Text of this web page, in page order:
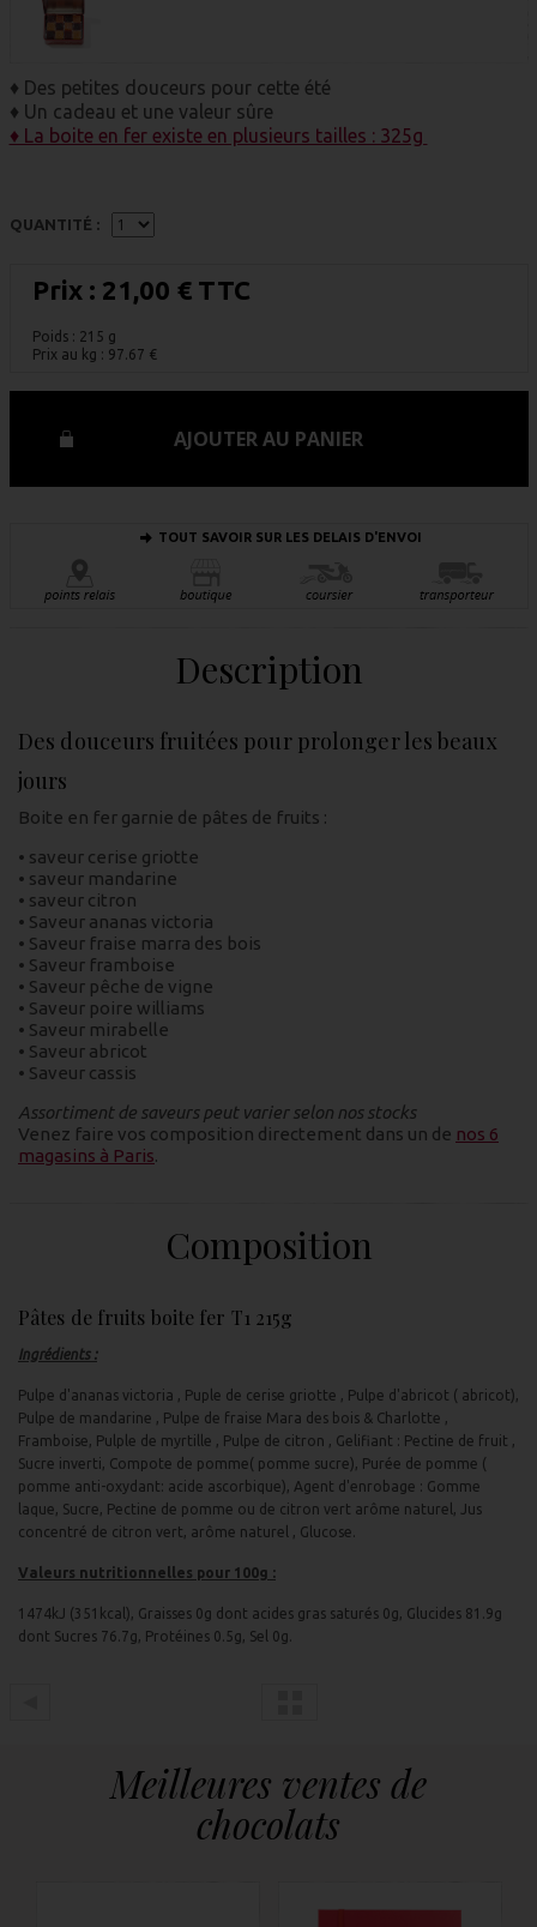
♦ Des petites douceurs pour cette été
♦ Un cadeau et une valeur sûre
♦ La boite en fer existe en plusieurs tailles : 325g
QUANTITÉ :
Prix : 21,00 € TTC
Poids : 215 g
Prix au kg : 97.67 €
AJOUTER AU PANIER
TOUT SAVOIR SUR LES DELAIS D'ENVOI
Description
Des douceurs fruitées pour prolonger les beaux
jours
Boite en fer garnie de pâtes de fruits :
• saveur cerise griotte
• saveur mandarine
• saveur citron
• Saveur ananas victoria
• Saveur fraise marra des bois
• Saveur framboise
• Saveur pêche de vigne
• Saveur poire williams
• Saveur mirabelle
• Saveur abricot
• Saveur cassis
Assortiment de saveurs peut varier selon nos stocks
Venez faire vos composition directement dans un de nos 6
magasins à Paris.
Composition
Pâtes de fruits boite fer T1 215g
Ingrédients :
Pulpe d'ananas victoria , Puple de cerise griotte , Pulpe d'abricot ( abricot),
Pulpe de mandarine , Pulpe de fraise Mara des bois & Charlotte ,
Framboise, Pulple de myrtille , Pulpe de citron , Gelifiant : Pectine de fruit ,
Sucre inverti, Compote de pomme( pomme sucre), Purée de pomme (
pomme anti-oxydant: acide ascorbique), Agent d'enrobage : Gomme
laque, Sucre, Pectine de pomme ou de citron vert arôme naturel, Jus
concentré de citron vert, arôme naturel , Glucose.
Valeurs nutritionnelles pour 100g :
1474kJ (351kcal), Graisses 0g dont acides gras saturés 0g, Glucides 81.9g
dont Sucres 76.7g, Protéines 0.5g, Sel 0g.
Meilleures ventes de
chocolats